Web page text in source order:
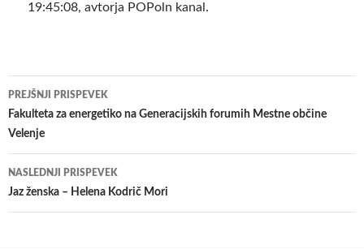
19:45:08, avtorja POPoln kanal.
Krmarjenje
po
prispevkih
PREJŠNJI PRISPEVEK
Fakulteta za energetiko na Generacijskih forumih Mestne občine
Velenje
NASLEDNJI PRISPEVEK
Jaz ženska – Helena Kodrič Mori